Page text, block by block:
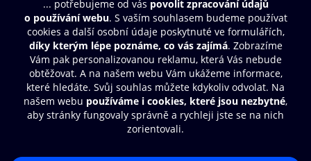
Obsah ke stažení
Moje O2 Knihovna
Další zábava
© O2 Czech Republic a.s.